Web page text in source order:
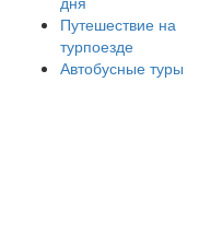
Путешествие на
турпоезде
Автобусные туры